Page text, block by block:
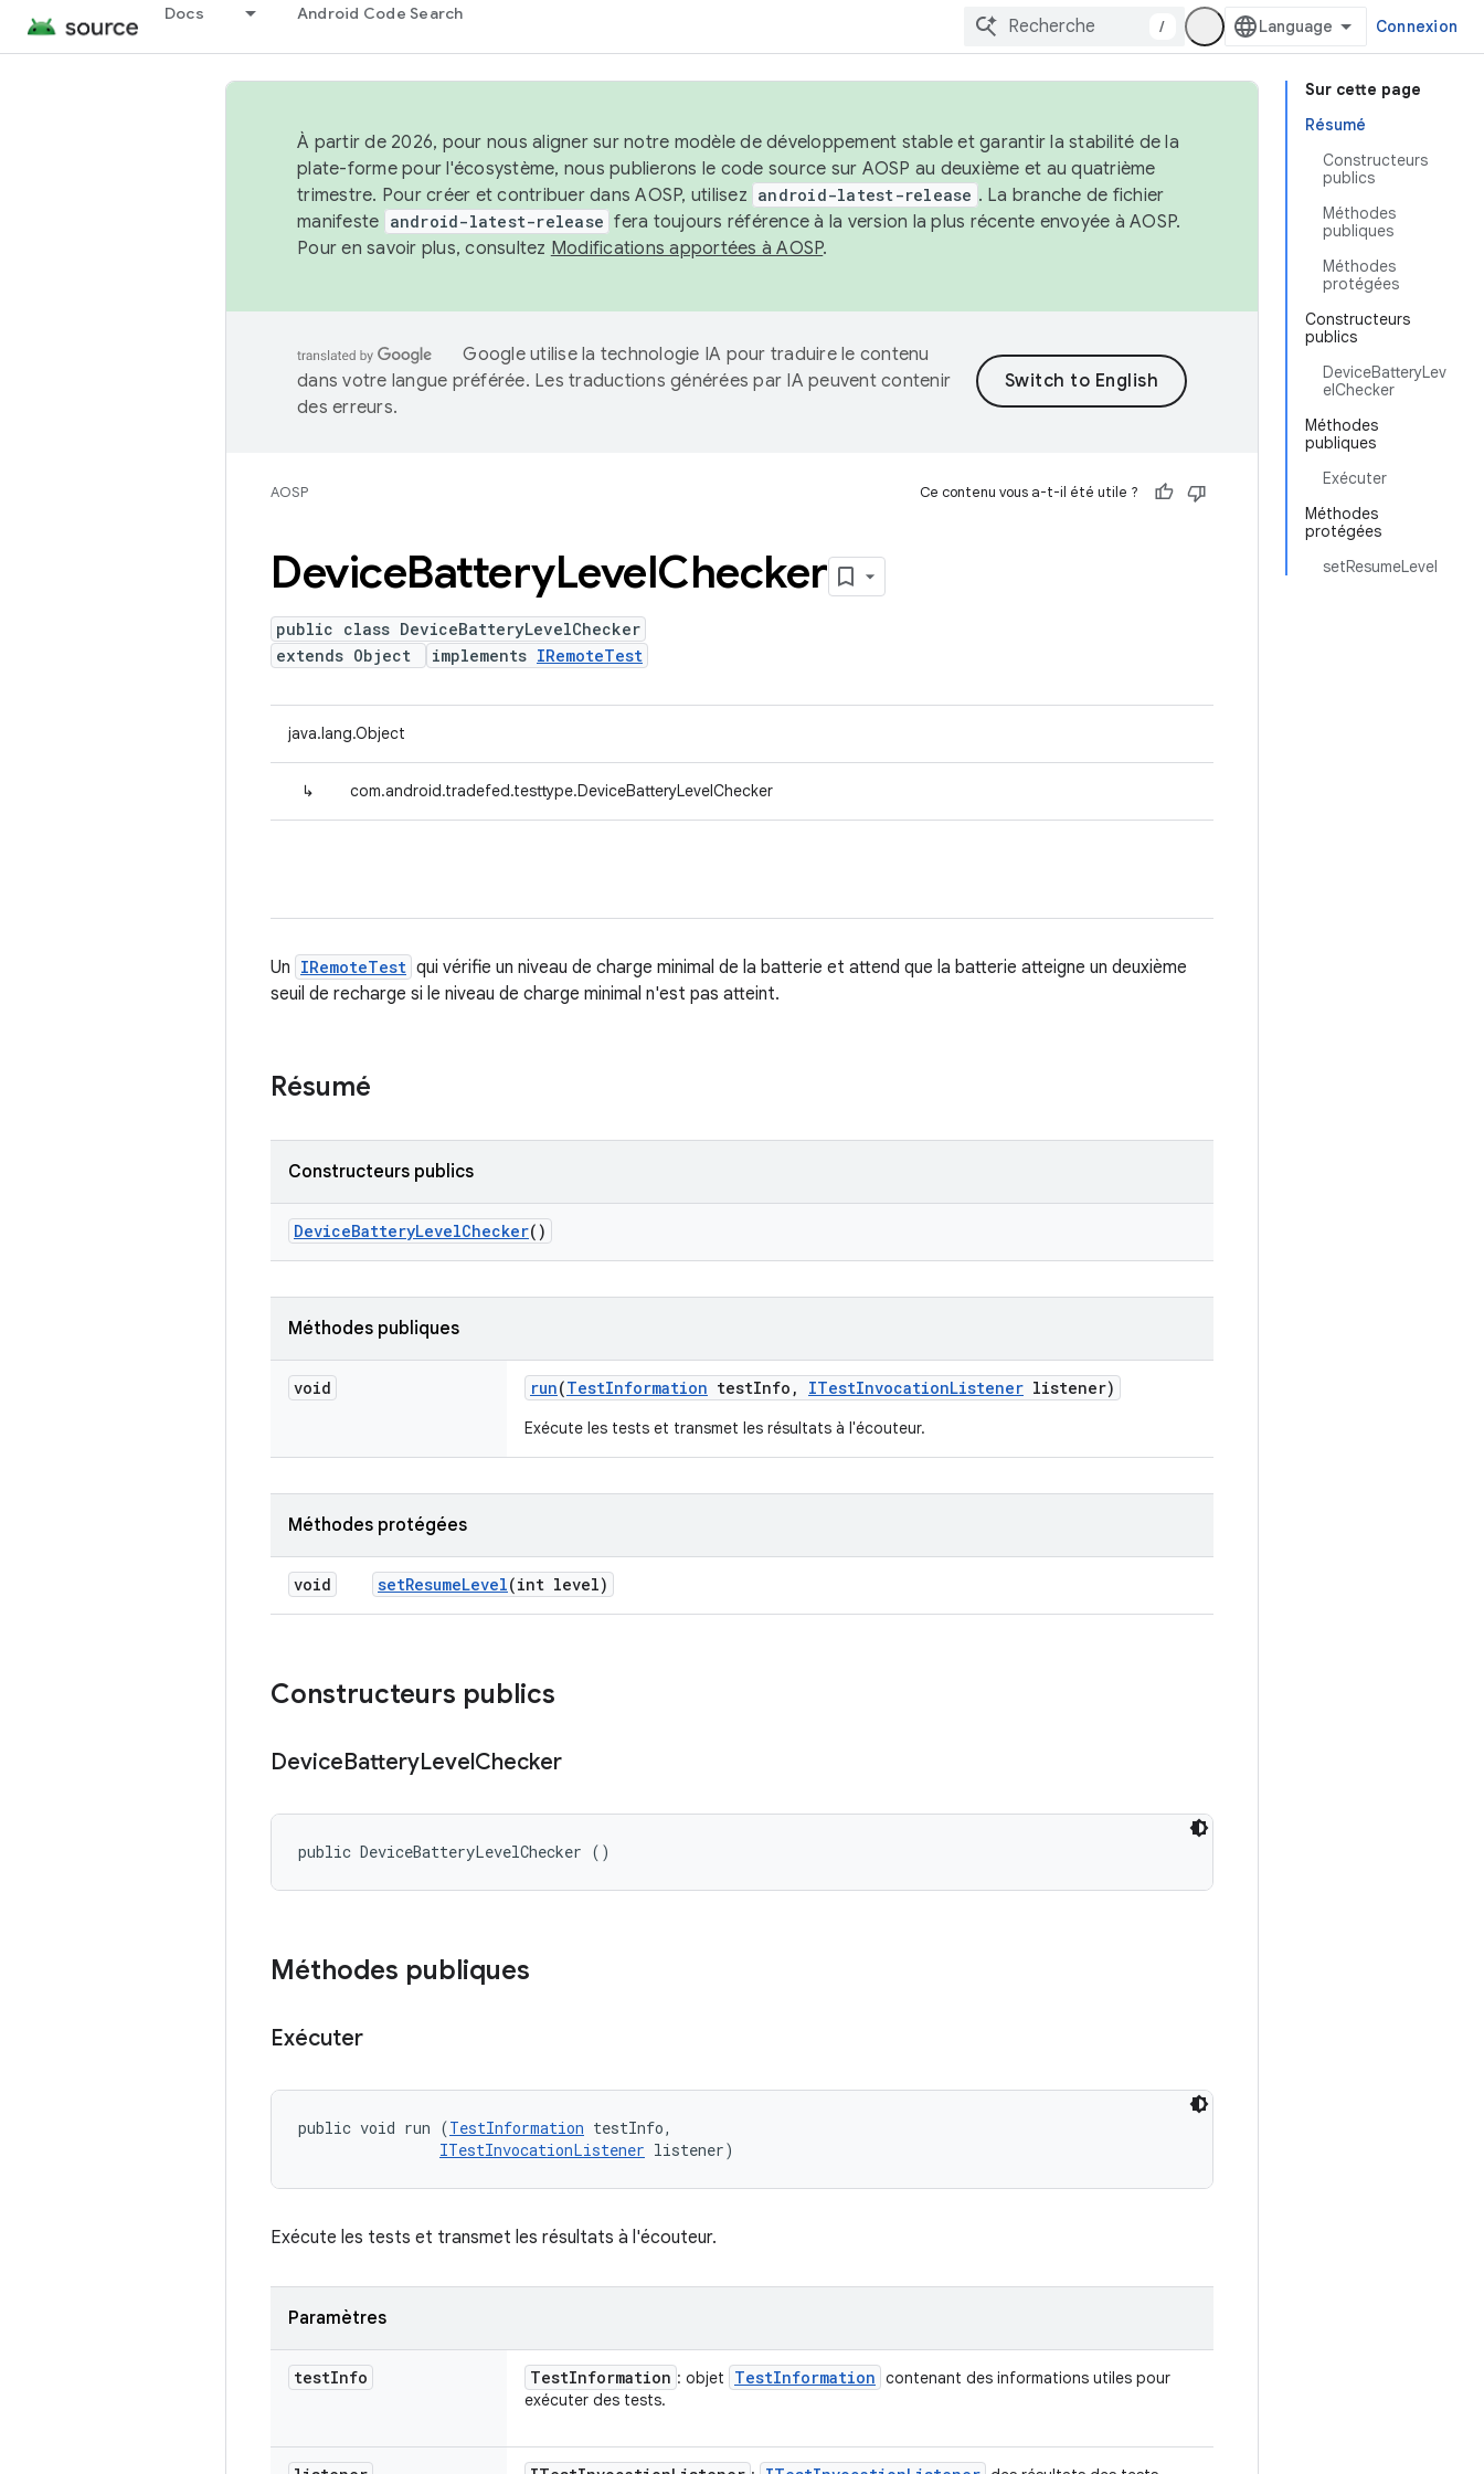
Docs Android Code Search
/ Connexion
Sur cette page
Résumé
Constructeurs
publics
Méthodes
publiques
Méthodes
protégées
Constructeurs
publics
DeviceBatteryLev
elChecker
Méthodes
publiques
Exécuter
Méthodes
protégées
setResumeLevel
À partir de 2026, pour nous aligner sur notre modèle de développement stable et garantir la stabilité de la
plate-forme pour l'écosystème, nous publierons le code source sur AOSP au deuxième et au quatrième
trimestre. Pour créer et contribuer dans AOSP, utilisez android-latest-release . La branche de fichier
manifeste android-latest-release fera toujours référence à la version la plus récente envoyée à AOSP.
Pour en savoir plus, consultez Modifications apportées à AOSP.
Google utilise la technologie IA pour traduire le contenu
dans votre langue préférée. Les traductions générées par IA peuvent contenir
des erreurs.
AOSP Ce contenu vous a-t-il été utile ?
DeviceBatteryLevelChecker
public class DeviceBatteryLevelChecker
extends Object
implements IRemoteTest
java.lang.Object
↳ com.android.tradefed.testtype.DeviceBatteryLevelChecker
Un IRemoteTest qui vérifie un niveau de charge minimal de la batterie et attend que la batterie atteigne un deuxième
seuil de recharge si le niveau de charge minimal n'est pas atteint.
Résumé
Constructeurs publics
DeviceBatteryLevelChecker()
Méthodes publiques
void run(TestInformation testInfo , ITestInvocationListener listener)
Exécute les tests et transmet les résultats à l'écouteur.
Méthodes protégées
void setResumeLevel(int level)
Constructeurs publics
DeviceBatteryLevelChecker
public DeviceBatteryLevelChecker ()
Méthodes publiques
Exécuter
public void run (TestInformation testInfo,
ITestInvocationListener listener)
Exécute les tests et transmet les résultats à l'écouteur.
Paramètres
testInfo TestInformation : objet TestInformation contenant des informations utiles pour
exécuter des tests.